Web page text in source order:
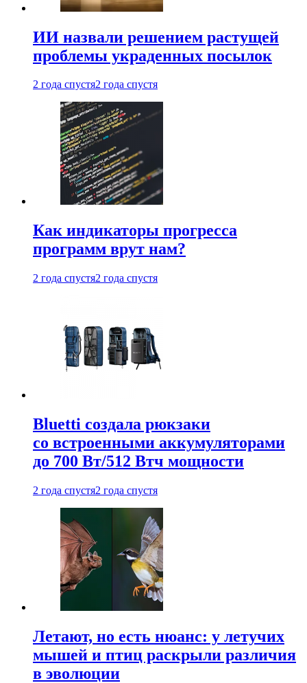
ИИ назвали решением растущей
проблемы украденных посылок
2 года спустя2 года спустя
Как индикаторы прогресса
программ врут нам?
2 года спустя2 года спустя
Bluetti создала рюкзаки
со встроенными аккумуляторами
до 700 Вт/512 Втч мощности
2 года спустя2 года спустя
Летают, но есть нюанс: у летучих
мышей и птиц раскрыли различия
в эволюции